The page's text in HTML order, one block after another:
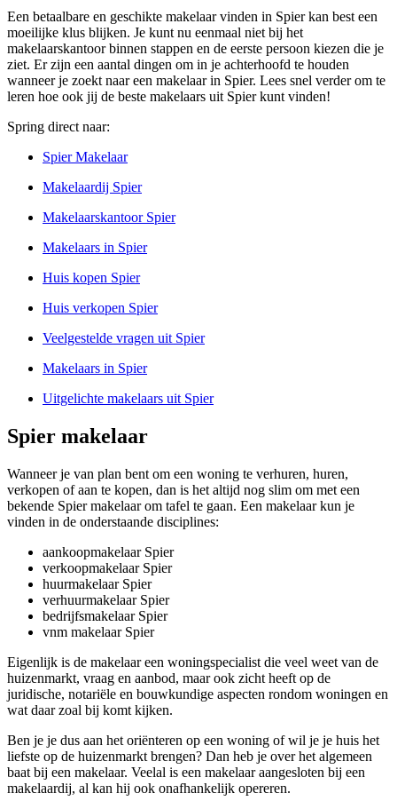
Een betaalbare en geschikte makelaar vinden in Spier kan best een
moeilijke klus blijken. Je kunt nu eenmaal niet bij het
makelaarskantoor binnen stappen en de eerste persoon kiezen die je
ziet. Er zijn een aantal dingen om in je achterhoofd te houden
wanneer je zoekt naar een makelaar in Spier. Lees snel verder om te
leren hoe ook jij de beste makelaars uit Spier kunt vinden!
Spring direct naar:
Spier Makelaar
Makelaardij Spier
Makelaarskantoor Spier
Makelaars in Spier
Huis kopen Spier
Huis verkopen Spier
Veelgestelde vragen uit Spier
Makelaars in Spier
Uitgelichte makelaars uit Spier
Spier makelaar
Wanneer je van plan bent om een woning te verhuren, huren,
verkopen of aan te kopen, dan is het altijd nog slim om met een
bekende Spier makelaar om tafel te gaan. Een makelaar kun je
vinden in de onderstaande disciplines:
aankoopmakelaar Spier
verkoopmakelaar Spier
huurmakelaar Spier
verhuurmakelaar Spier
bedrijfsmakelaar Spier
vnm makelaar Spier
Eigenlijk is de makelaar een woningspecialist die veel weet van de
huizenmarkt, vraag en aanbod, maar ook zicht heeft op de
juridische, notariële en bouwkundige aspecten rondom woningen en
wat daar zoal bij komt kijken.
Ben je je dus aan het oriënteren op een woning of wil je je huis het
liefste op de huizenmarkt brengen? Dan heb je over het algemeen
baat bij een makelaar. Veelal is een makelaar aangesloten bij een
makelaardij, al kan hij ook onafhankelijk opereren.